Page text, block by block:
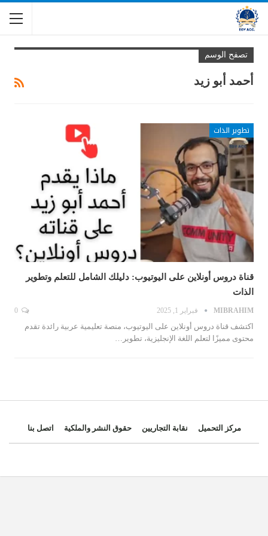
تصفح الوسم
أحمد أبو زيد
تطوير الذات
قناة دروس أونلاين على اليوتيوب: دليلك الشامل للتعلم وتطوير
الذات
MIBRAHIM فبراير 1, 2025
اكتشف قناة دروس أونلاين على اليوتيوب، منصة تعليمية عربية رائدة تقدم
محتوى مميزًا لتعلم اللغة الإنجليزية، تطوير…
مركز التحميل نقابة التجاريين حقوق النشر والملكية اتصل بنا